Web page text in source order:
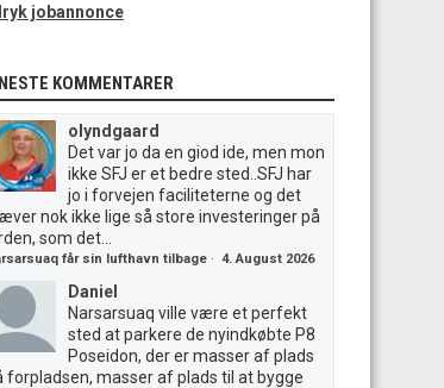
jobannonce
KOMMENTARER
olyndgaard
Det var jo da en giod ide, men mon
ikke SFJ er et bedre sted..SFJ har
jo i forvejen faciliteterne og det
nok ikke lige så store investeringer på
som det...
får sin lufthavn tilbage · 4. August 2026
Daniel
Narsarsuaq ville være et perfekt
sted at parkere de nyindkøbte P8
Poseidon, der er masser af plads
forpladsen, masser af plads til at bygge